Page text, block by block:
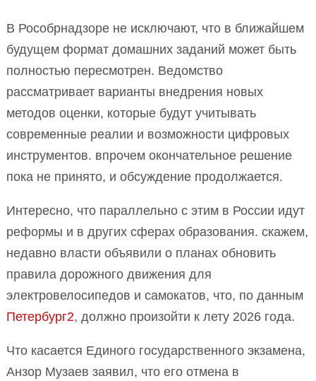
В Рособрнадзоре не исключают, что в ближайшем
будущем формат домашних заданий может быть
полностью пересмотрен. Ведомство
рассматривает варианты внедрения новых
методов оценки, которые будут учитывать
современные реалии и возможности цифровых
инструментов. впрочем окончательное решение
пока не принято, и обсуждение продолжается.
Интересно, что параллельно с этим в России идут
реформы и в других сферах образования. скажем,
недавно власти объявили о планах обновить
правила дорожного движения для
электровелосипедов и самокатов, что, по данным
Петербург2, должно произойти к лету 2026 года.
Что касается Единого государственного экзамена,
Анзор Музаев заявил, что его отмена в